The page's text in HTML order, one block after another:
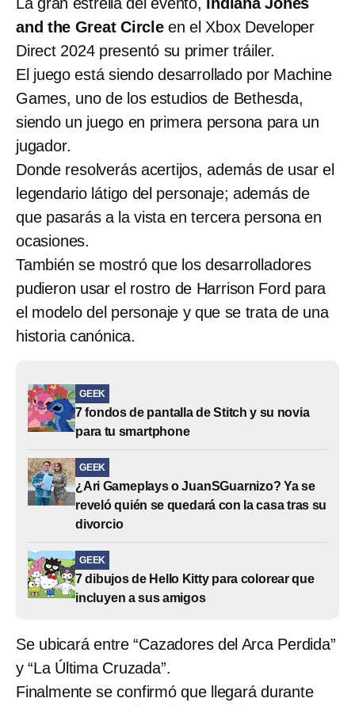
La gran estrella del evento,
Indiana Jones
and the Great Circleen el Xbox Developer
Direct 2024 presentó su primer tráiler.
El juego está siendo desarrollado por Machine
Games, uno de los estudios de Bethesda,
siendo un juego en primera persona para un
jugador.
Donde resolverás acertijos, además de usar el
legendario látigo del personaje; además de
que pasarás a la vista en tercera persona en
ocasiones.
También se mostró que los desarrolladores
pudieron usar el rostro de Harrison Ford para
el modelo del personaje y que se trata de una
historia canónica.
GEEK
7 fondos de pantalla de Stitch y su novia
para tu smartphone
GEEK
¿Ari Gameplays o JuanSGuarnizo? Ya se
reveló quién se quedará con la casa tras su
divorcio
GEEK
7 dibujos de Hello Kitty para colorear que
incluyen a sus amigos
Se ubicará entre “Cazadores del Arca Perdida”
y “La Última Cruzada”.
Finalmente se confirmó que llegará durante